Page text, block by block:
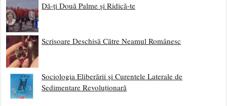
Dă-ți Două Palme și Ridică-te
Scrisoare Deschisă Către Neamul Românesc
Sociologia Eliberării și Curentele Laterale de
Sedimentare Revoluționară